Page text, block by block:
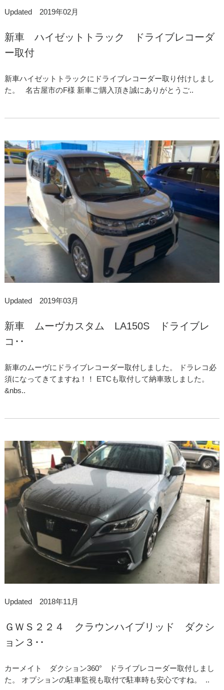
Updated 2019年02月
新車 ハイゼットトラック ドライブレコーダ
ー取付
新車ハイゼットトラックにドライブレコーダー取り付けしまし
た。 名古屋市のF様 新車ご購入頂き誠にありがとうご..
Updated 2019年03月
新車 ムーヴカスタム LA150S ドライブレ
コ･･
新車のムーヴにドライブレコーダー取付しました。 ドラレコ必
須になってきてますね！！ ETCも取付して納車致しました。
&nbs..
Updated 2018年11月
ＧＷＳ２２４ クラウンハイブリッド ダクシ
ョン３･･
カーメイト ダクション360° ドライブレコーダー取付しまし
た。 オプションの駐車監視も取付で駐車時も安心ですね。 ..